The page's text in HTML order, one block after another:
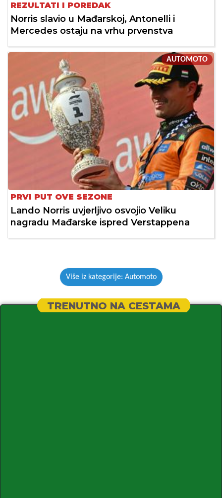
REZULTATI I POREDAK
Norris slavio u Mađarskoj, Antonelli i
Mercedes ostaju na vrhu prvenstva
AUTOMOTO
PRVI PUT OVE SEZONE
Lando Norris uvjerljivo osvojio Veliku
nagradu Mađarske ispred Verstappena
Više iz kategorije: Automoto
TRENUTNO NA CESTAMA